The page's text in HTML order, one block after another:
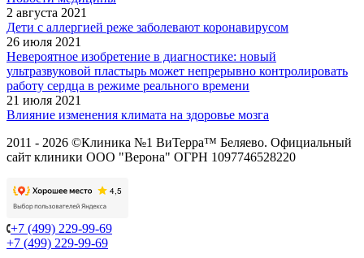
2 августа 2021
Дети с аллергией реже заболевают коронавирусом
26 июля 2021
Невероятное изобретение в диагностике: новый
ультразвуковой пластырь может непрерывно контролировать
работу сердца в режиме реального времени
21 июля 2021
Влияние изменения климата на здоровье мозга
2011 - 2026 ©Клиника №1 ВиТерра™ Беляево. Официальный
сайт клиники ООО "Верона" ОГРН 1097746528220
+7 (499) 229-99-69
+7 (499) 229-99-69